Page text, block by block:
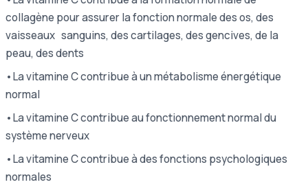
collagène pour assurer la fonction normale des os, des
vaisseaux sanguins, des cartilages, des gencives, de la
peau, des dents
•La vitamine C contribue à un métabolisme énergétique
normal
•La vitamine C contribue au fonctionnement normal du
système nerveux
•La vitamine C contribue à des fonctions psychologiques
normales